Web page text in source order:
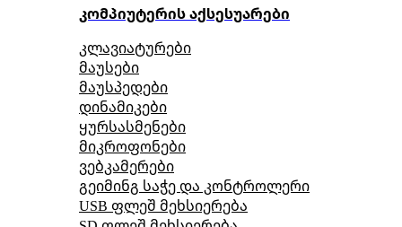
კომპიუტერის აქსესუარები
კლავიატურები
მაუსები
მაუსპედები
დინამიკები
ყურსასმენები
მიკროფონები
ვებკამერები
გეიმინგ საჭე და კონტროლერი
USB ფლეშ მეხსიერება